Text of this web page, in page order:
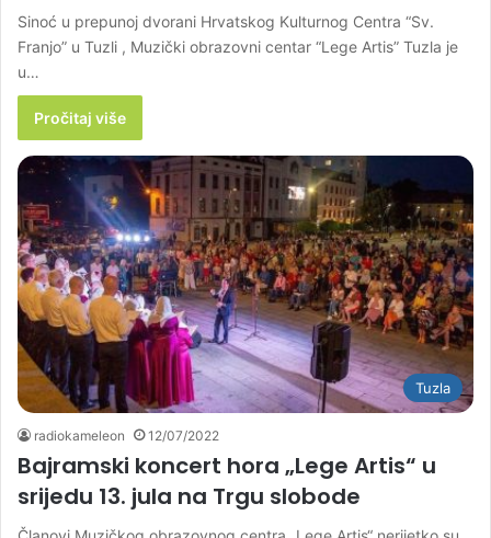
Sinoć u prepunoj dvorani Hrvatskog Kulturnog Centra “Sv.
Franjo” u Tuzli , Muzički obrazovni centar “Lege Artis” Tuzla je
u…
Pročitaj više
Tuzla
radiokameleon 12/07/2022
Bajramski koncert hora „Lege Artis“ u
srijedu 13. jula na Trgu slobode